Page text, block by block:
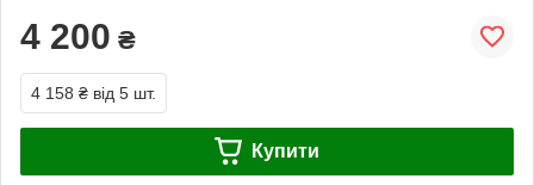
4 200 ₴
4 158 ₴ від 5 шт.
Купити